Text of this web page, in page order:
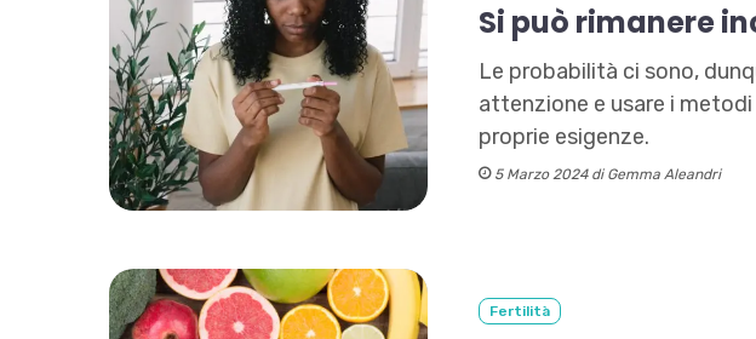
Si può rimanere
Le probabilità ci sono,
attenzione e usare i
proprie esigenze.
5 Marzo 2024 di Gemma Aleandri
Fertilità